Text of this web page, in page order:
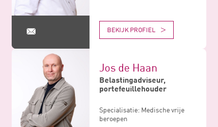
BEKIJK PROFIEL
Jos de Haan
Belastingadviseur,
portefeuillehouder
Specialisatie: Medische vrije
beroepen